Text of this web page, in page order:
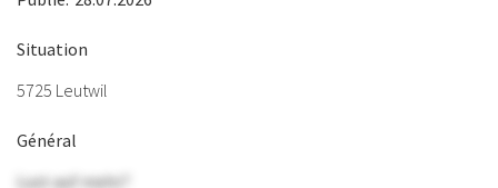
Situation
5725 Leutwil
Général
Lust auf mehr?